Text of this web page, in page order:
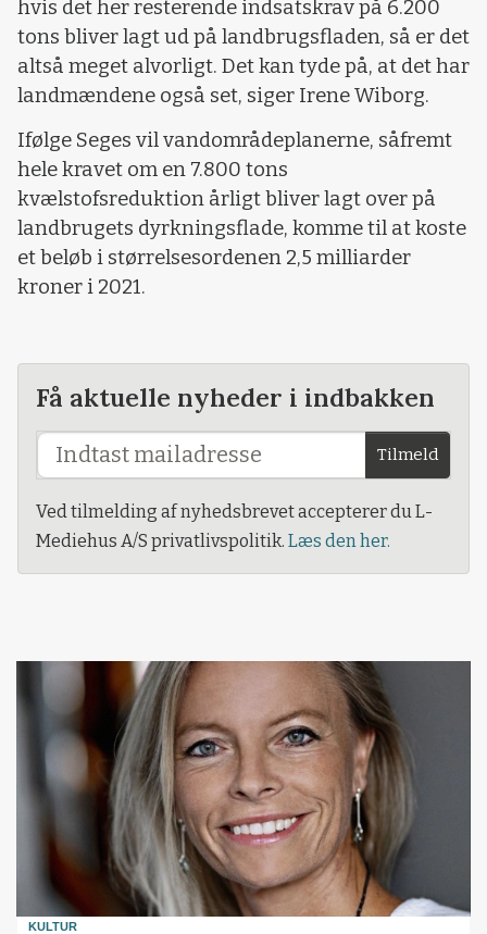
hvis det her resterende indsatskrav på 6.200
tons bliver lagt ud på landbrugsfladen, så er det
altså meget alvorligt. Det kan tyde på, at det har
landmændene også set, siger Irene Wiborg.
Ifølge Seges vil vandområdeplanerne, såfremt
hele kravet om en 7.800 tons
kvælstofsreduktion årligt bliver lagt over på
landbrugets dyrkningsflade, komme til at koste
et beløb i størrelsesordenen 2,5 milliarder
kroner i 2021.
Få aktuelle nyheder i indbakken
Tilmeld
Ved tilmelding af nyhedsbrevet accepterer du L-
Mediehus A/S privatlivspolitik. Læs den her.
KULTUR